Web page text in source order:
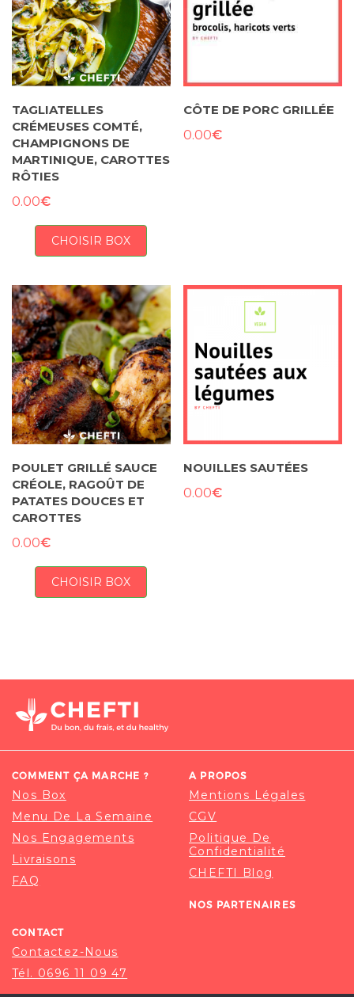
TAGLIATELLES
CRÉMEUSES COMTÉ,
CHAMPIGNONS DE
MARTINIQUE, CAROTTES
RÔTIES
0.00€
CHOISIR BOX
CÔTE DE PORC GRILLÉE
0.00€
POULET GRILLÉ SAUCE
CRÉOLE, RAGOÛT DE
PATATES DOUCES ET
CAROTTES
0.00€
CHOISIR BOX
NOUILLES SAUTÉES
0.00€
COMMENT ÇA MARCHE ?
Nos Box
Menu De La Semaine
Nos Engagements
Livraisons
FAQ
A PROPOS
Mentions Légales
CGV
Politique De
Confidentialité
CHEFTI Blog
NOS PARTENAIRES
CONTACT
Contactez-Nous
Tél. 0696 11 09 47